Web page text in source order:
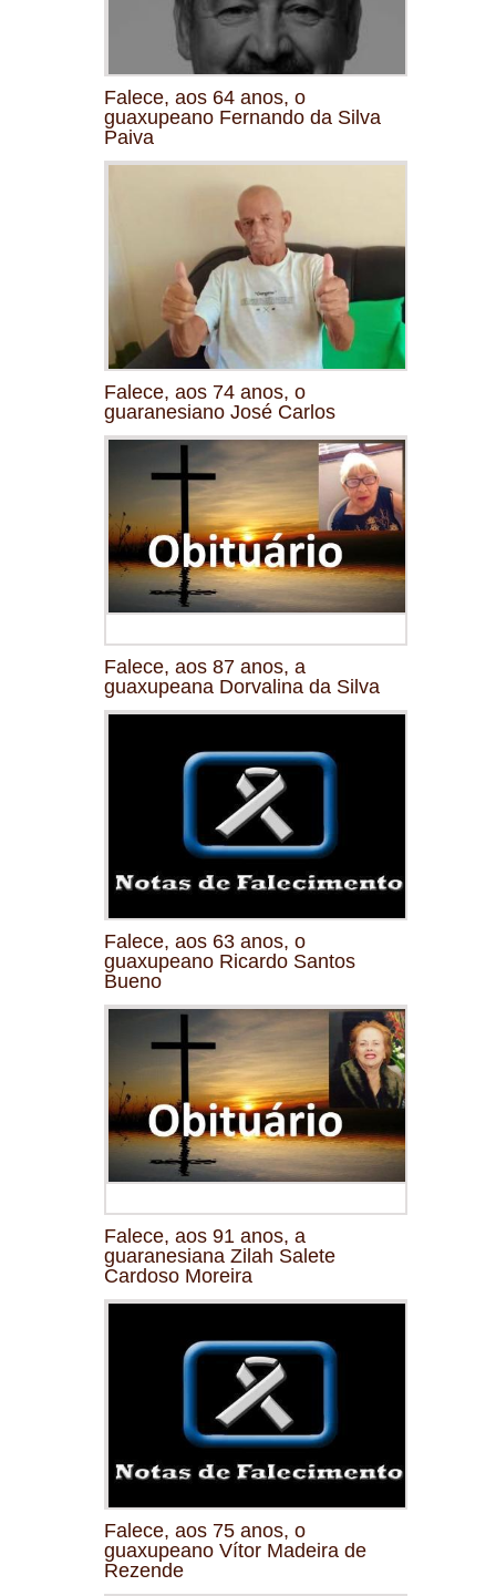
Falece, aos 64 anos, o
guaxupeano Fernando da Silva
Paiva
Falece, aos 74 anos, o
guaranesiano José Carlos
Falece, aos 87 anos, a
guaxupeana Dorvalina da Silva
Falece, aos 63 anos, o
guaxupeano Ricardo Santos
Bueno
Falece, aos 91 anos, a
guaranesiana Zilah Salete
Cardoso Moreira
Falece, aos 75 anos, o
guaxupeano Vítor Madeira de
Rezende